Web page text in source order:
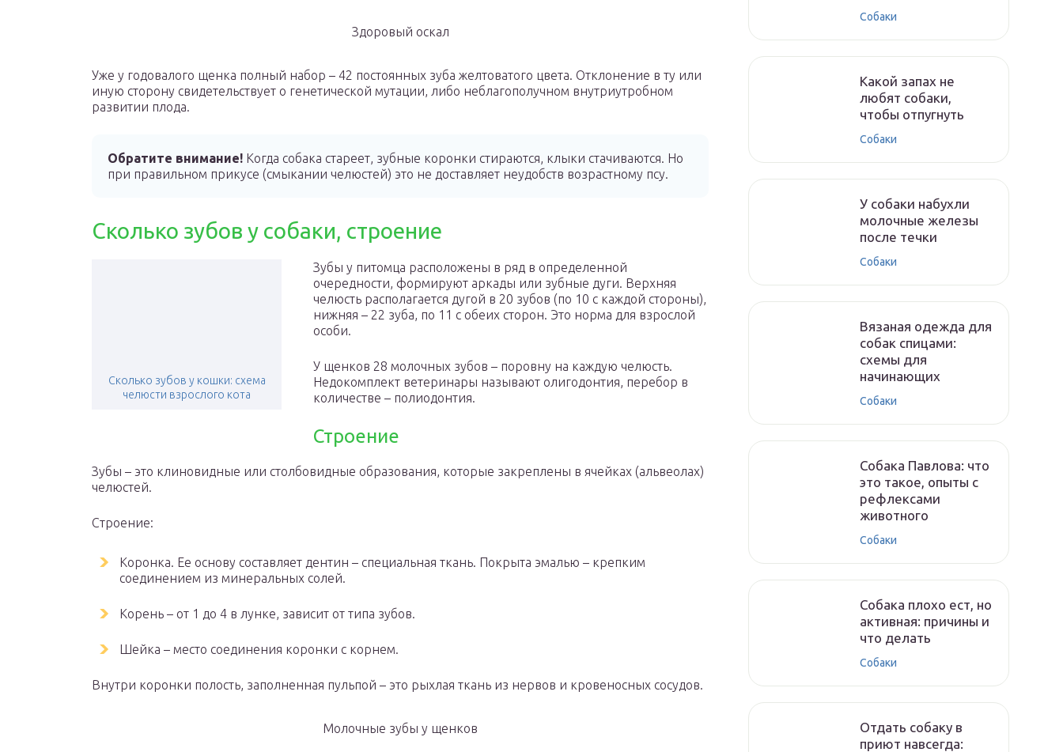
Здоровый оскал
Уже у годовалого щенка полный набор – 42 постоянных зуба желтоватого цвета. Отклонение в ту или
иную сторону свидетельствует о генетической мутации, либо неблагополучном внутриутробном
развитии плода.
Обратите внимание! Когда собака стареет, зубные коронки стираются, клыки стачиваются. Но
при правильном прикусе (смыкании челюстей) это не доставляет неудобств возрастному псу.
Сколько зубов у собаки, строение
Сколько зубов у кошки: схема
челюсти взрослого кота
Зубы у питомца расположены в ряд в определенной
очередности, формируют аркады или зубные дуги. Верхняя
челюсть располагается дугой в 20 зубов (по 10 с каждой стороны),
нижняя – 22 зуба, по 11 с обеих сторон. Это норма для взрослой
особи.
У щенков 28 молочных зубов – поровну на каждую челюсть.
Недокомплект ветеринары называют олигодонтия, перебор в
количестве – полиодонтия.
Строение
Зубы – это клиновидные или столбовидные образования, которые закреплены в ячейках (альвеолах)
челюстей.
Строение:
Коронка. Ее основу составляет дентин – специальная ткань. Покрыта эмалью – крепким
соединением из минеральных солей.
Корень – от 1 до 4 в лунке, зависит от типа зубов.
Шейка – место соединения коронки с корнем.
Внутри коронки полость, заполненная пульпой – это рыхлая ткань из нервов и кровеносных сосудов.
Молочные зубы у щенков
Собаки
Какой запах не
любят собаки,
чтобы отпугнуть
Собаки
У собаки набухли
молочные железы
после течки
Собаки
Вязаная одежда для
собак спицами:
схемы для
начинающих
Собаки
Собака Павлова: что
это такое, опыты с
рефлексами
животного
Собаки
Собака плохо ест, но
активная: причины и
что делать
Собаки
Отдать собаку в
приют навсегда: